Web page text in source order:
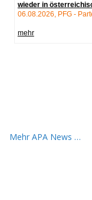
Mehr APA News …